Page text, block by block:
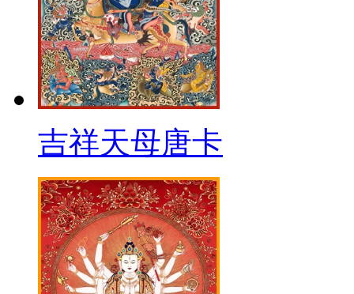
吉祥天母唐卡